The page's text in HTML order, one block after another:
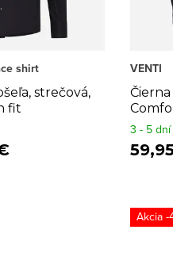
strečová,
fit
shirt VENTI
3 - 5 dní
-